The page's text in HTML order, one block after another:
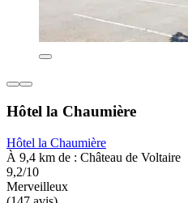
Hôtel la Chaumière
Hôtel la Chaumière
À 9,4 km de : Château de Voltaire
9,2/10
Merveilleux